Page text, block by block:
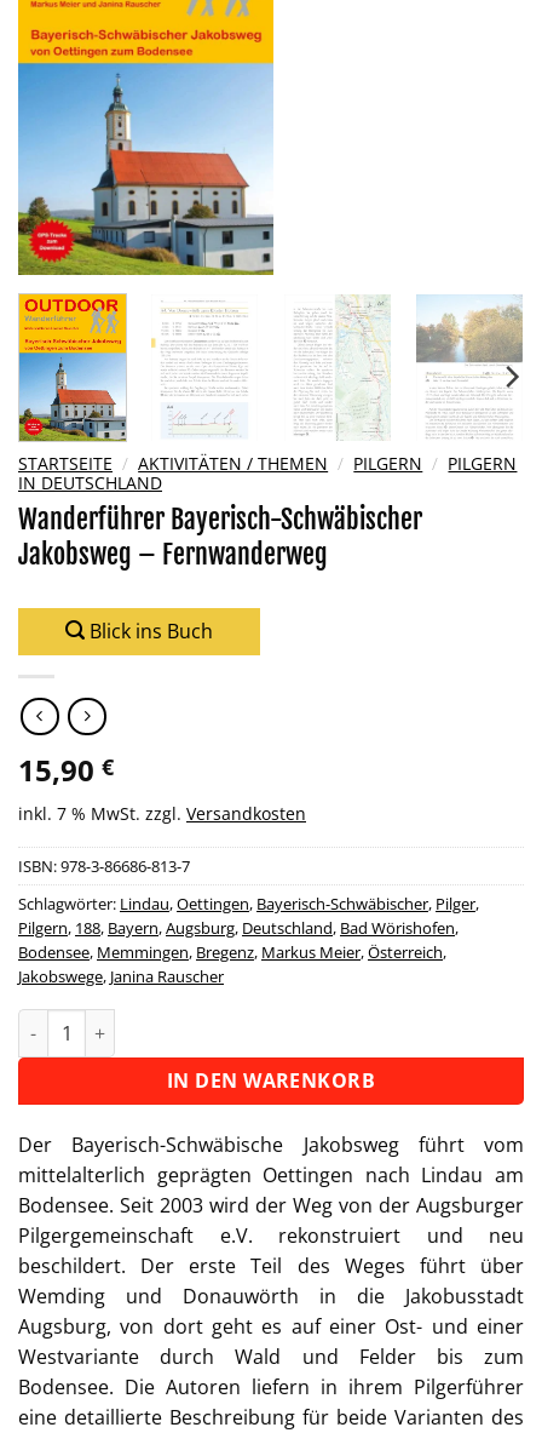
STARTSEITE / AKTIVITÄTEN / THEMEN / PILGERN / PILGERN
IN DEUTSCHLAND
Wanderführer Bayerisch-Schwäbischer
Jakobsweg – Fernwanderweg
Blick ins Buch
15,90 €
inkl. 7 % MwSt. zzgl. Versandkosten
ISBN:978-3-86686-813-7
Schlagwörter: Lindau,Oettingen, Bayerisch-Schwäbischer, Pilger,
Pilgern, 188, Bayern,Augsburg, Deutschland, Bad Wörishofen,
Bodensee, Memmingen, Bregenz, Markus Meier,Österreich,
Jakobswege, Janina Rauscher
Wanderführer Bayerisch-Schwäbischer Jakobsweg -
IN DEN WARENKORB
Alternative:
Der Bayerisch-Schwäbische Jakobsweg führt vom
mittelalterlich geprägten Oettingen nach Lindau am
Bodensee. Seit 2003 wird der Weg von der Augsburger
Pilgergemeinschaft e.V. rekonstruiert und neu
beschildert. Der erste Teil des Weges führt über
Wemding und Donauwörth in die Jakobusstadt
Augsburg, von dort geht es auf einer Ost- und einer
Westvariante durch Wald und Felder bis zum
Bodensee. Die Autoren liefern in ihrem Pilgerführer
eine detaillierte Beschreibung für beide Varianten des